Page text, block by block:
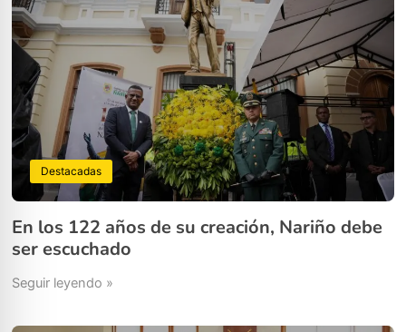
Destacadas
En los 122 años de su creación, Nariño debe
ser escuchado
Seguir leyendo »